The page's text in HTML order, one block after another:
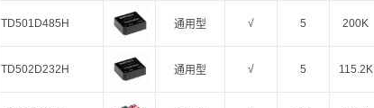
TD501D485H 通用型 √ 5 200K
TD502D232H 通用型 √ 5 115.2K